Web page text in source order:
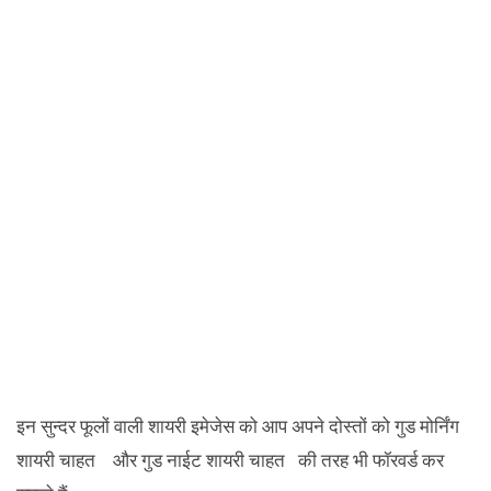
इन सुन्दर फूलों वाली शायरी इमेजेस को आप अपने दोस्तों को गुड मोर्निंग
शायरी चाहत और गुड नाईट शायरी चाहत की तरह भी फॉरवर्ड कर